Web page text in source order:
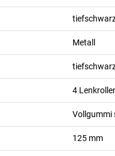
Metall
4
Vollgummi
125 mm